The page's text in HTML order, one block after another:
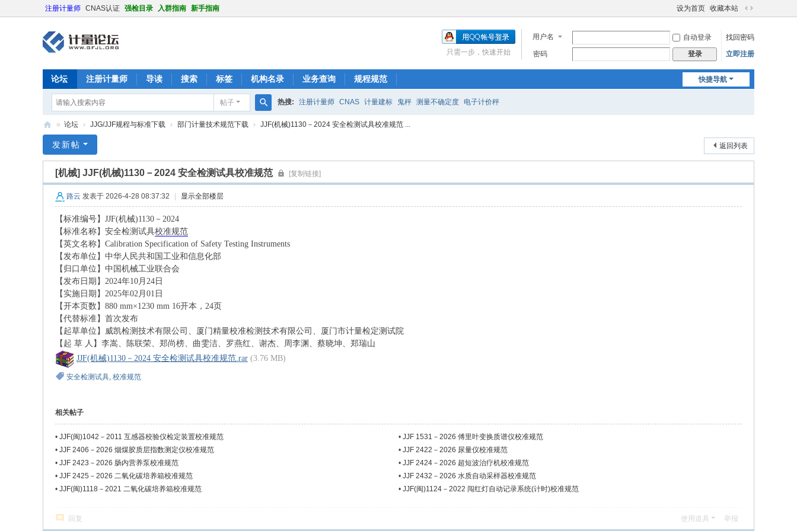
注册计量师 CNAS认证 强检目录 入群指南 新手指南 设为首页 收藏本站
切
到
宽
用户名 自动登录
找回密码
密码
登录 立即注册
只需一步，快速开始
快捷导航
论坛 注册计量师 导读 搜索 标签 机构名录 业务查询 规程规范
帖子
搜
热搜: 注册计量师 CNAS 计量建标 鬼秤 测量不确定度 电子计价秤
量
» 论坛 › JJG/JJF规程与标准下载 › 部门计量技术规范下载 › JJF(机械)1130－2024 安全检测试具校准规范 ...
返回列表
发新帖
[机械] JJF(机械)1130－2024 安全检测试具校准规范 [复制链接]
路云 发表于 2026-4-28 08:37:32 显示全部楼层
【标准编号】 JJF(机械)1130－2024
【标准名称】安全检测试具校准规范
【英文名称】 Calibration Specification of Safety Testing Instruments
【发布单位】中华人民共和国工业和信息化部
【归口单位】中国机械工业联合会
【发布日期】 2024年10月 24 日
【实施日期】 2025年02月 01 日
【开本页数】 880 mm×1230 mm 16开本， 24页
【代替标准】首次发布
【起草单位】威凯检测技术有限公司、厦门精量校准检测技术有限公司、厦门市计量检定测试院
【起 草 人】李嵩、陈联荣、郑尚榜、曲雯洁、罗燕红、谢杰、周李渊、蔡晓坤、郑瑞山
JJF(机械)1130－2024 安全检测试具校准规范.rar (3.76 MB)
安全检测试具, 校准规范
相关帖子
• JJF(闽)1042－2011 互感器校验仪检定装置校准规范 • JJF 1531－2026 傅里叶变换质谱仪校准规范
• JJF 2406－2026 烟煤胶质层指数测定仪校准规范 • JJF 2422－2026 尿量仪校准规范
• JJF 2423－2026 肠内营养泵校准规范 • JJF 2424－2026 超短波治疗机校准规范
• JJF 2425－2026 二氧化碳培养箱校准规范 • JJF 2432－2026 水质自动采样器校准规范
• JJF(闽)1118－2021 二氧化碳培养箱校准规范 • JJF(闽)1124－2022 闯红灯自动记录系统(计时)校准规范
回复 使用道具 举报